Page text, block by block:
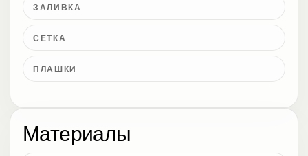
ЗАЛИВКА
СЕТКА
ПЛАШКИ
Материалы